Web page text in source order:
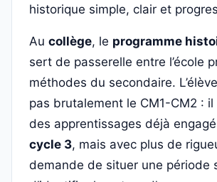
historique simple, clair et
Au collège, le programme
sert de passerelle entre l’école
méthodes du secondaire.
pas brutalement le CM1-CM2 : il
des apprentissages déjà
cycle 3, mais avec plus de
demande de situer une période